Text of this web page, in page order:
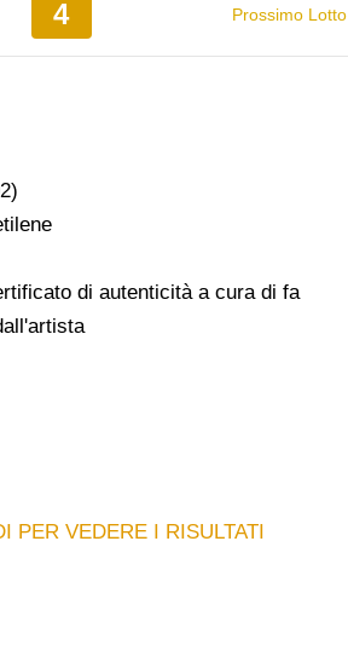
4 Prossimo Lotto
di autenticità a cura di fa
PER VEDERE I RISULTATI